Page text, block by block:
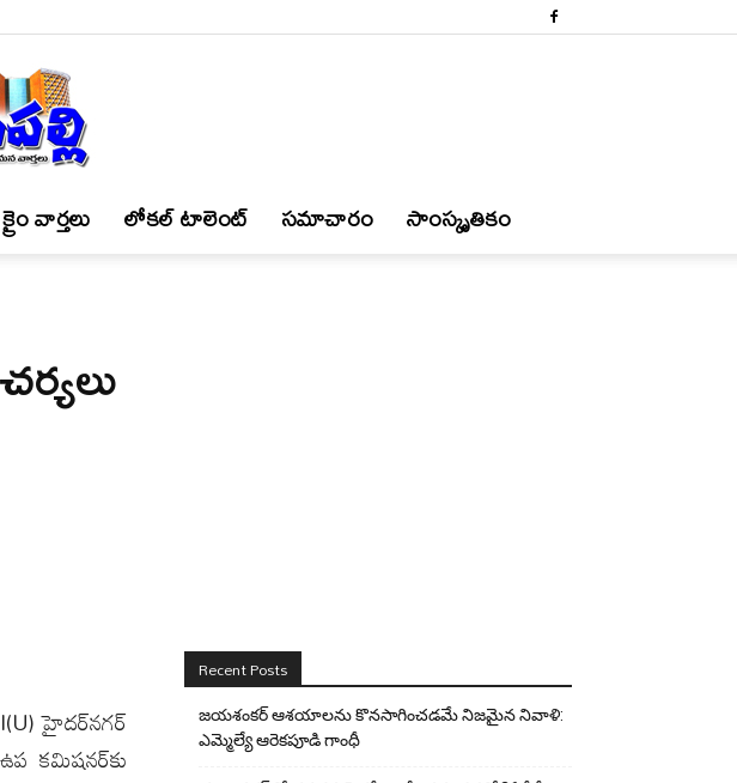
క్రైం వార్త‌లు లోకల్ టాలెంట్ స‌మాచారం సాంస్కృతికం
హైదర్‌నగర్
కమిషనర్‌కు
Recent Posts
జయశంకర్ ఆశయాలను కొనసాగించడమే నిజమైన నివాళి:
ఎమ్మెల్యే ఆరెక‌పూడి గాంధీ